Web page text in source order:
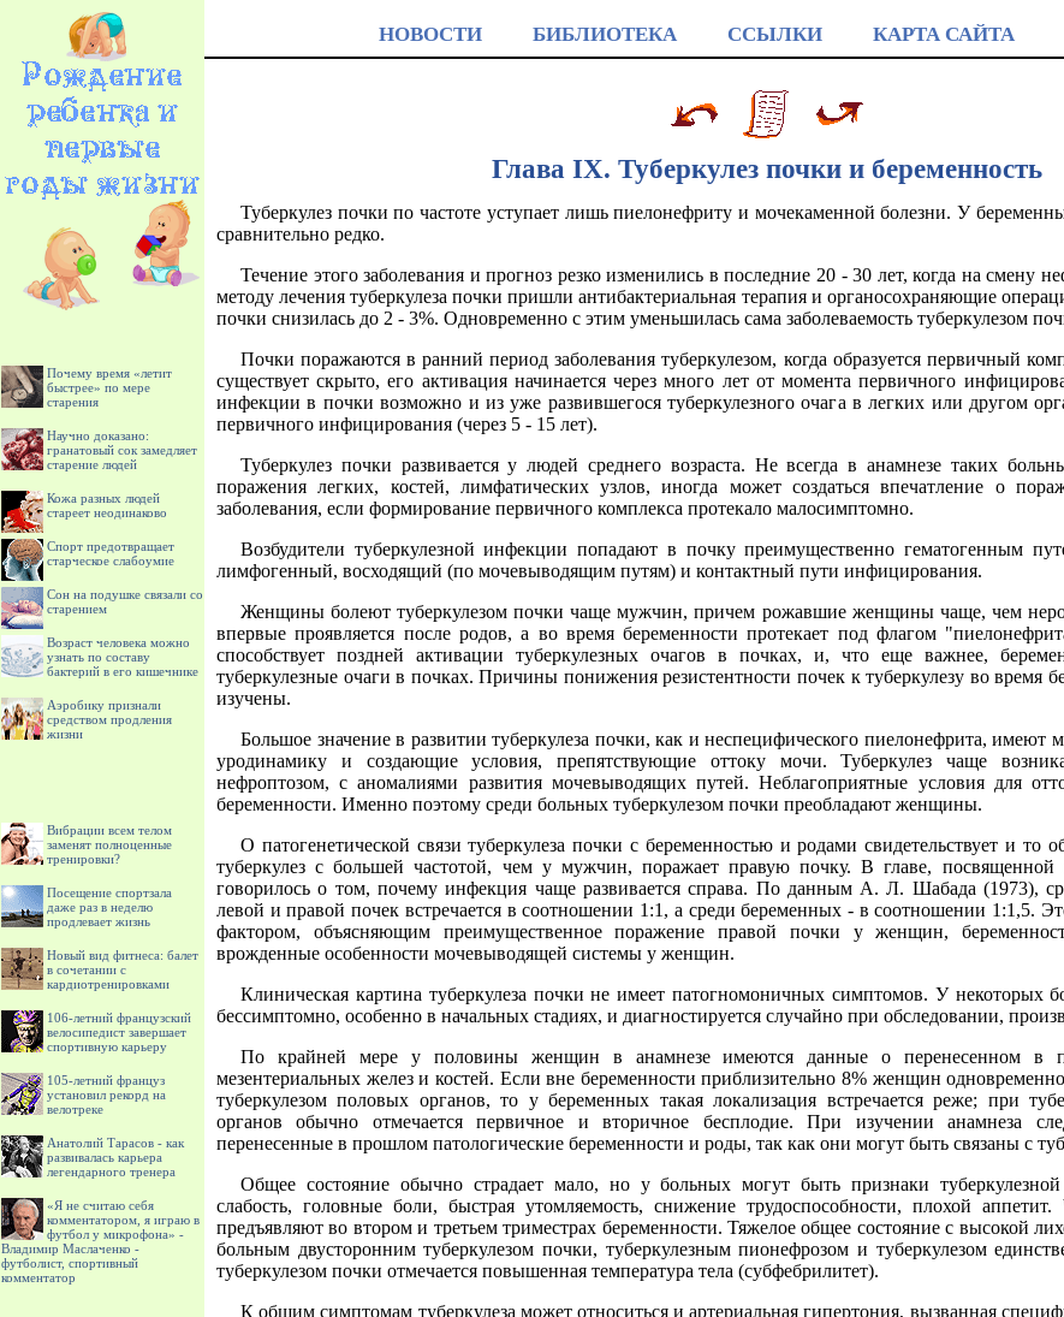
Почему время «летит
быстрее» по мере
старения
Научно доказано:
гранатовый сок замедляет
старение людей
Кожа разных людей
стареет неодинаково
Спорт предотвращает
старческое слабоумие
Сон на подушке связали со
старением
Возраст человека можно
узнать по составу
бактерий в его кишечнике
Аэробику признали
средством продления
жизни
Вибрации всем телом
заменят полноценные
тренировки?
Посещение спортзала
даже раз в неделю
продлевает жизнь
Новый вид фитнеса: балет
в сочетании с
кардиотренировками
106-летний французский
велосипедист завершает
спортивную карьеру
105-летний француз
установил рекорд на
велотреке
Анатолий Тарасов - как
развивалась карьера
легендарного тренера
«Я не считаю себя
комментатором, я играю в
футбол у микрофона» -
Владимир Маслаченко -
футболист, спортивный
комментатор
НОВОСТИ БИБЛИОТЕКА ССЫЛКИ КАРТА САЙТА
Глава IX. Туберкулез почки и беременность
Туберкулез почки по частоте уступает лишь пиелонефриту и мочекаменной болезни. У
сравнительно редко.
Течение этого заболевания и прогноз резко изменились в последние 20 - 30 лет, когда на смену
методу лечения туберкулеза почки пришли антибактериальная терапия и органосохраняющие
почки снизилась до 2 - 3%. Одновременно с этим уменьшилась сама заболеваемость туберкулезом
Почки поражаются в ранний период заболевания туберкулезом, когда образуется первичный
существует скрыто, его активация начинается через много лет от момента первичного
инфекции в почки возможно и из уже развившегося туберкулезного очага в легких или другом
первичного инфицирования (через 5 - 15 лет).
Туберкулез почки развивается у людей среднего возраста. Не всегда в анамнезе таких
поражения легких, костей, лимфатических узлов, иногда может создаться впечатление о
заболевания, если формирование первичного комплекса протекало малосимптомно.
Возбудители туберкулезной инфекции попадают в почку преимущественно гематогенным
лимфогенный, восходящий (по мочевыводящим путям) и контактный пути инфицирования.
Женщины болеют туберкулезом почки чаще мужчин, причем рожавшие женщины чаще, чем
впервые проявляется после родов, а во время беременности протекает под флагом
способствует поздней активации туберкулезных очагов в почках, и, что еще важнее,
туберкулезные очаги в почках. Причины понижения резистентности почек к туберкулезу во время
изучены.
Большое значение в развитии туберкулеза почки, как и неспецифического пиелонефрита,
уродинамику и создающие условия, препятствующие оттоку мочи. Туберкулез чаще
нефроптозом, с аномалиями развития мочевыводящих путей. Неблагоприятные условия для
беременности. Именно поэтому среди больных туберкулезом почки преобладают женщины.
О патогенетической связи туберкулеза почки с беременностью и родами свидетельствует и то
туберкулез с большей частотой, чем у мужчин, поражает правую почку. В главе, посвященной
говорилось о том, почему инфекция чаще развивается справа. По данным А. Л. Шабада (1973),
левой и правой почек встречается в соотношении 1:1, а среди беременных - в соотношении 1:1,5.
фактором, объясняющим преимущественное поражение правой почки у женщин,
врожденные особенности мочевыводящей системы у женщин.
Клиническая картина туберкулеза почки не имеет патогномоничных симптомов. У некоторых
бессимптомно, особенно в начальных стадиях, и диагностируется случайно при обследовании,
По крайней мере у половины женщин в анамнезе имеются данные о перенесенном в
мезентериальных желез и костей. Если вне беременности приблизительно 8% женщин
туберкулезом половых органов, то у беременных такая локализация встречается реже; при
органов обычно отмечается первичное и вторичное бесплодие. При изучении анамнеза
перенесенные в прошлом патологические беременности и роды, так как они могут быть связаны с
Общее состояние обычно страдает мало, но у больных могут быть признаки
слабость, головные боли, быстрая утомляемость, снижение трудоспособности, плохой
предъявляют во втором и третьем триместрах беременности. Тяжелое общее состояние с высокой
больным двусторонним туберкулезом почки, туберкулезным пионефрозом и туберкулезом
туберкулезом почки отмечается повышенная температура тела (субфебрилитет).
К общим симптомам туберкулеза может относиться и артериальная гипертония, вызванная